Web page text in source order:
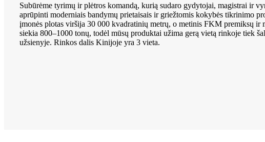
Subūrėme tyrimų ir plėtros komandą, kurią sudaro gydytojai, magistrai ir
aprūpinti moderniais bandymų prietaisais ir griežtomis kokybės tikrinimo
įmonės plotas viršija 30 000 kvadratinių metrų, o metinis FKM premiksų ir
siekia 800–1000 tonų, todėl mūsų produktai užima gerą vietą rinkoje tiek
užsienyje. Rinkos dalis Kinijoje yra 3 vieta.